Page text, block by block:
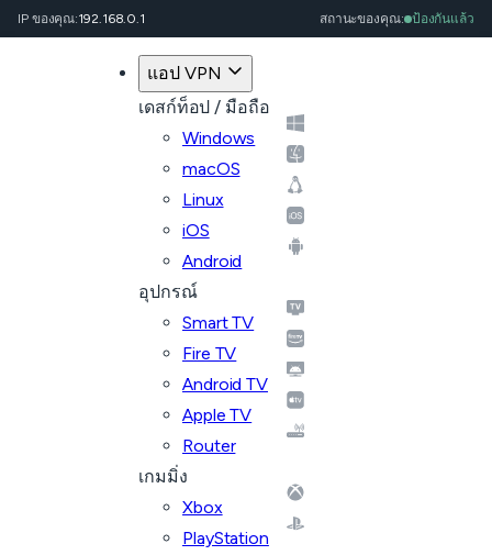
แอป VPN
เดสก์ท็อป / มือถือ
Windows
macOS
Linux
iOS
Android
อุปกรณ์
Smart TV
Fire TV
Android TV
Apple TV
Router
เกมมิ่ง
Xbox
PlayStation
IP ของคุณ:192.168.0.1 สถานะของคุณ: ป้องกันแล้ว